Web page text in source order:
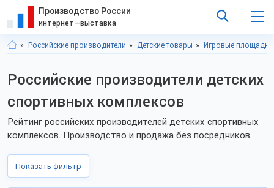
Производство России
интернет—выставка
Российские производители Детские товары Игровые площадки
Российские производители детских
спортивных комплексов
Рейтинг российских производителей детских спортивных
комплексов. Производство и продажа без посредников.
Показать фильтр